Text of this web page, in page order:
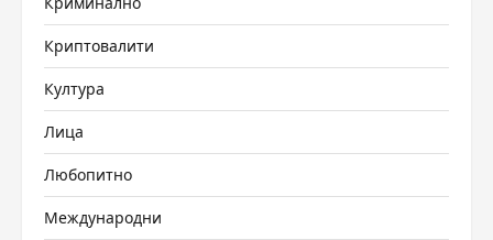
Криптовалити
Култура
Лица
Любопитно
Международни